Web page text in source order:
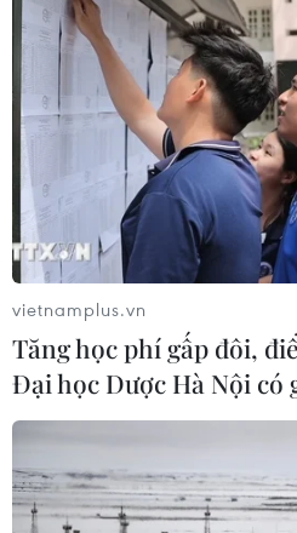
vietnamplus.vn
Tăng học phí gấp đôi,
Đại học Dược Hà Nội có